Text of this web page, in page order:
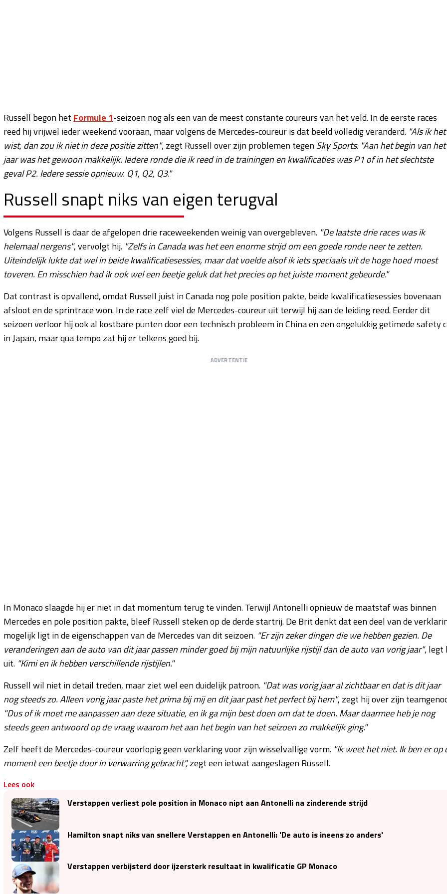
Russell begon het Formule 1-seizoen nog als een van de meest constante coureurs van het veld. In de eerste races
reed hij vrijwel ieder weekend vooraan, maar volgens de Mercedes-coureur is dat beeld volledig veranderd. "Als ik het
wist, dan zou ik niet in deze positie zitten", zegt Russell over zijn problemen tegenSky Sports. "Aan het begin van het
jaar was het gewoon makkelijk. Iedere ronde die ik reed in de trainingen en kwalificaties was P1 of in het slechtste
geval P2. Iedere sessie opnieuw. Q1, Q2, Q3."
Russell snapt niks van eigen terugval
Volgens Russell is daar de afgelopen drie raceweekenden weinig van overgebleven. "De laatste drie races was ik
helemaal nergens", vervolgt hij. "Zelfs in Canada was het een enorme strijd om een goede ronde neer te zetten.
Uiteindelijk lukte dat wel in beide kwalificatiesessies, maar dat voelde alsof ik iets speciaals uit de hoge hoed moest
toveren. En misschien had ik ook wel een beetje geluk dat het precies op het juiste moment gebeurde."
Dat contrast is opvallend, omdat Russell juist in Canada nog pole position pakte, beide kwalificatiesessies bovenaan
afsloot en de sprintrace won. In de race zelf viel de Mercedes-coureur uit terwijl hij aan de leiding reed. Eerder dit
seizoen verloor hij ook al kostbare punten door een technisch probleem in China en een ongelukkig getimede safety
in Japan, maar qua tempo zat hij er telkens goed bij.
ADVERTENTIE
In Monaco slaagde hij er niet in dat momentum terug te vinden. Terwijl Antonelli opnieuw de maatstaf was binnen
Mercedes en pole position pakte, bleef Russell steken op de derde startrij. De Brit denkt dat een deel van de
mogelijk ligt in de eigenschappen van de Mercedes van dit seizoen. "Er zijn zeker dingen die we hebben gezien. De
veranderingen aan de auto van dit jaar passen minder goed bij mijn natuurlijke rijstijl dan de auto van vorig jaar", legt
uit. "Kimi en ik hebben verschillende rijstijlen."
Russell wil niet in detail treden, maar ziet wel een duidelijk patroon. "Dat was vorig jaar al zichtbaar en dat is dit jaar
nog steeds zo. Alleen vorig jaar paste het prima bij mij en dit jaar past het perfect bij hem", zegt hij over zijn
"Dus of ik moet me aanpassen aan deze situatie, en ik ga mijn best doen om dat te doen. Maar daarmee heb je nog
steeds geen antwoord op de vraag waarom het aan het begin van het seizoen zo makkelijk ging."
Zelf heeft de Mercedes-coureur voorlopig geen verklaring voor zijn wisselvallige vorm. "Ik weet het niet. Ik ben er op
moment een beetje door in verwarring gebracht",zegt een ietwat aangeslagen Russell.
Lees ook
Verstappen verliest pole position in Monaco nipt aan Antonelli na zinderende strijd
Hamilton snapt niks van snellere Verstappen en Antonelli: 'De auto is ineens zo anders'
Verstappen verbijsterd door ijzersterk resultaat in kwalificatie GP Monaco